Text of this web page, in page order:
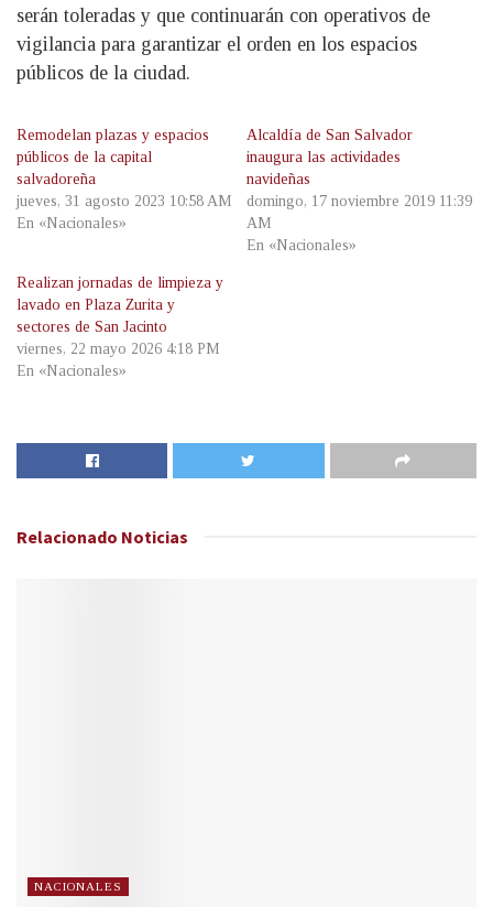
serán toleradas y que continuarán con operativos de
vigilancia para garantizar el orden en los espacios
públicos de la ciudad.
Remodelan plazas y espacios
públicos de la capital
salvadoreña
jueves, 31 agosto 2023 10:58 AM
En «Nacionales»
Alcaldía de San Salvador
inaugura las actividades
navideñas
domingo, 17 noviembre 2019 11:39
AM
En «Nacionales»
Realizan jornadas de limpieza y
lavado en Plaza Zurita y
sectores de San Jacinto
viernes, 22 mayo 2026 4:18 PM
En «Nacionales»
Relacionado Noticias
NACIONALES